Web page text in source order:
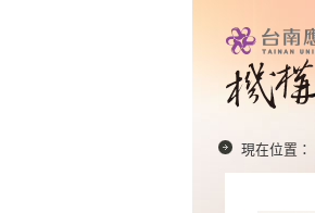
現在位置：